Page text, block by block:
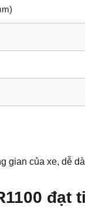
gian của xe, dễ
đạt